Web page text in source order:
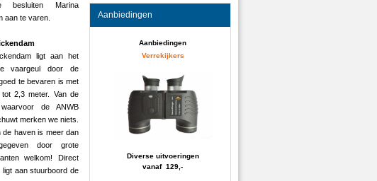
besluiten Marina
aan te varen.
ligt aan het
vaargeul door de
te bevaren is met
2,3 meter. Van de
waarvoor de ANWB
merken we niets.
de haven is meer dan
door grote
welkom! Direct
ligt aan stuurboord de
Aanbiedingen
Aanbiedingen
Verrekijkers
Diverse uitvoeringen
vanaf 129,-